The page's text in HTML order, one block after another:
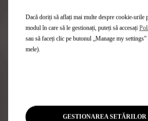
încât să asigure un confort maxim în
ta reală
Dacă doriți să aflați mai multe despre cookie-urile
modul în care să le gestionați, puteți să accesați
sau să faceți clic pe butonul „Manage my
mele).
GESTIONAREA